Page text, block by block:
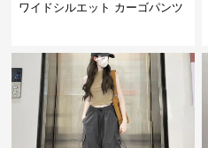
ワイドシルエット カーゴパンツ